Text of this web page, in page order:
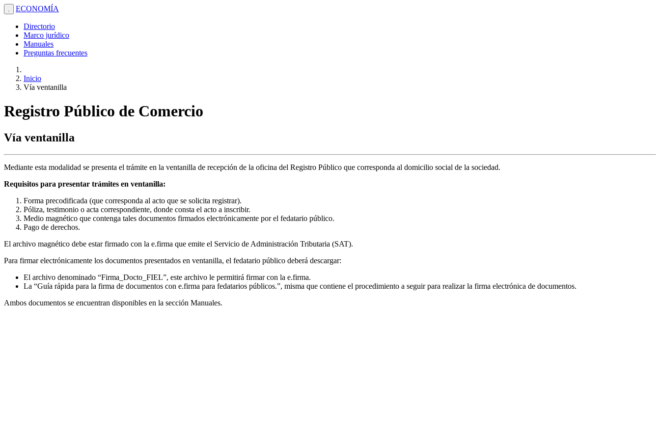
. ECONOMÍA
Directorio
Marco jurídico
Manuales
Preguntas frecuentes
Inicio
Vía ventanilla
Registro Público de Comercio
Vía ventanilla
Mediante esta modalidad se presenta el trámite en la ventanilla de recepción de la oficina del Registro Público que corresponda al domicilio social de la sociedad.
Requisitos para presentar trámites en ventanilla:
Forma precodificada (que corresponda al acto que se solicita registrar).
Póliza, testimonio o acta correspondiente, donde consta el acto a inscribir.
Medio magnético que contenga tales documentos firmados electrónicamente por el fedatario público.
Pago de derechos.
El archivo magnético debe estar firmado con la e.firma que emite el Servicio de Administración Tributaria (SAT).
Para firmar electrónicamente los documentos presentados en ventanilla, el fedatario público deberá descargar:
El archivo denominado “Firma_Docto_FIEL”, este archivo le permitirá firmar con la e.firma.
La “Guía rápida para la firma de documentos con e.firma para fedatarios públicos.”, misma que contiene el procedimiento a seguir para realizar la firma electrónica de documentos.
Ambos documentos se encuentran disponibles en la sección Manuales.